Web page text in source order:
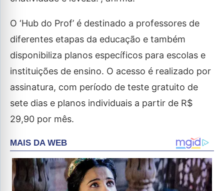
O ‘Hub do Prof’ é destinado a professores de
diferentes etapas da educação e também
disponibiliza planos específicos para escolas e
instituições de ensino. O acesso é realizado por
assinatura, com período de teste gratuito de
sete dias e planos individuais a partir de R$
29,90 por mês.